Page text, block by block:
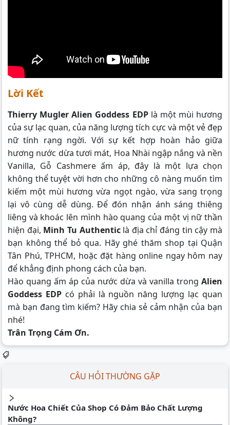
Lời Kết
Thierry Mugler Alien Goddess EDPlà một mùi hương
của sự lạc quan, của năng lượng tích cực và một vẻ đẹp
nữ tính rạng ngời. Với sự kết hợp hoàn hảo giữa
hương nước dừa tươi mát, Hoa Nhài ngập nắng và nền
Vanilla, Gỗ Cashmere ấm áp, đây là một lựa chọn
không thể tuyệt vời hơn cho những cô nàng muốn tìm
kiếm một mùi hương vừa ngọt ngào, vừa sang trọng
lại vô cùng dễ dùng. Để đón nhận ánh sáng thiêng
liêng và khoác lên mình hào quang của một vị nữ thần
hiện đại, Minh Tu Authenticlà địa chỉ đáng tin cậy mà
bạn không thể bỏ qua. Hãy ghé thăm shop tại Quận
Tân Phú, TPHCM, hoặc đặt hàng online ngay hôm nay
để khẳng định phong cách của bạn.
Hào quang ấm áp của nước dừa và vanilla trong Alien
Goddess EDPcó phải là nguồn năng lượng lạc quan
mà bạn đang tìm kiếm? Hãy chia sẻ cảm nhận của bạn
nhé!
Trân Trọng Cám Ơn.
CÂU HỎI THƯỜNG GẶP
Nước Hoa Chiết Của Shop Có Đảm Bảo Chất Lượng
Không?